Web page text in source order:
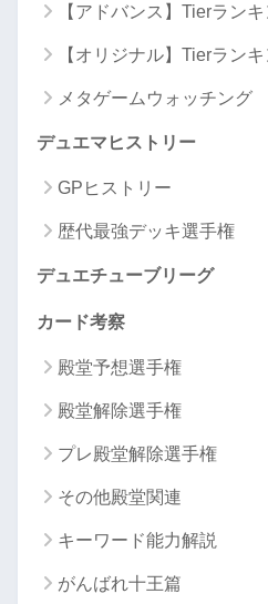
【アドバンス】Tierラン
【オリジナル】Tierラン
メタゲームウォッチング
デュエマヒストリー
GPヒストリー
歴代最強デッキ選手権
デュエチューブリーグ
カード考察
殿堂予想選手権
殿堂解除選手権
プレ殿堂解除選手権
その他殿堂関連
キーワード能力解説
がんばれ十王篇